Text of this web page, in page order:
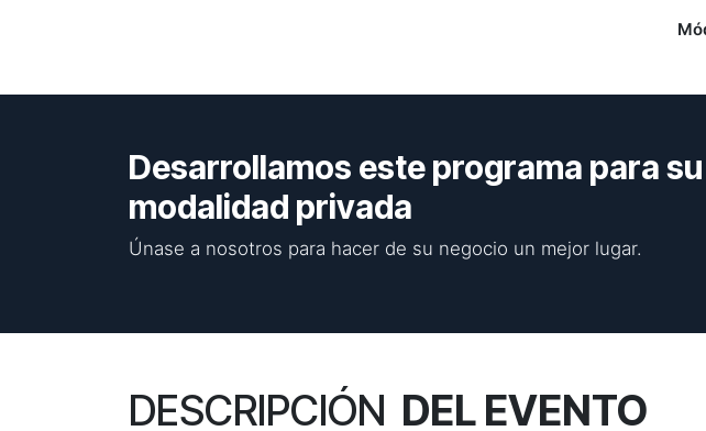
Desarrollamos este programa para
modalidad privada
Únase a nosotros para hacer de su negocio un mejor lugar.
DESCRIPCIÓN DEL EVENTO